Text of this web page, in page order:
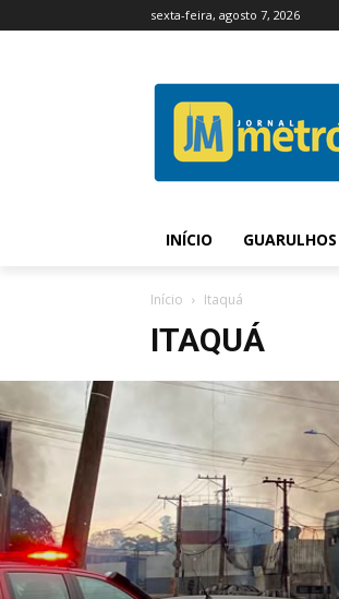
sexta-feira, agosto 7, 2026
INÍCIO GUARULHOS
Início Itaquá
ITAQUÁ